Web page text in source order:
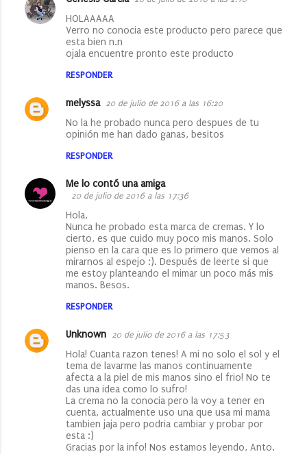
HOLAAAAA
Verro no conocia este producto pero parece que
esta bien n.n
ojala encuentre pronto este producto
RESPONDER
melyssa 20 de julio de 2016 a las 16:20
No la he probado nunca pero despues de tu
opinión me han dado ganas, besitos
RESPONDER
Me lo contó una amiga
20 de julio de 2016 a las 17:36
Hola,
Nunca he probado esta marca de cremas. Y lo
cierto, es que cuido muy poco mis manos. Solo
pienso en la cara que es lo primero que vemos al
mirarnos al espejo :). Después de leerte si que
me estoy planteando el mimar un poco más mis
manos. Besos.
RESPONDER
Unknown 20 de julio de 2016 a las 17:53
Hola! Cuanta razon tenes! A mi no solo el sol y el
tema de lavarme las manos continuamente
afecta a la piel de mis manos sino el frio! No te
das una idea como lo sufro!
La crema no la conocia pero la voy a tener en
cuenta, actualmente uso una que usa mi mama
tambien jaja pero podria cambiar y probar por
esta :)
Gracias por la info! Nos estamos leyendo, Anto.